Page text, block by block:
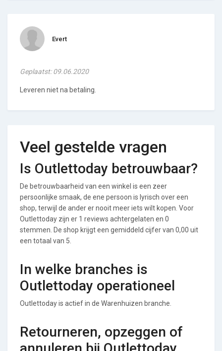
Evert
Geplaatst: 09.06.2020
Leveren niet na betaling.
Veel gestelde vragen
Is Outlettoday betrouwbaar?
De betrouwbaarheid van een winkel is een zeer
persoonlijke smaak, de ene persoon is lyrisch over een
shop, terwijl de ander er nooit meer iets wilt kopen. Voor
Outlettoday zijn er 1 reviews achtergelaten en 0
stemmen. De shop krijgt een gemiddeld cijfer van 0,00 uit
een totaal van 5.
In welke branches is
Outlettoday operationeel
Outlettoday is actief in de Warenhuizen branche.
Retourneren, opzeggen of